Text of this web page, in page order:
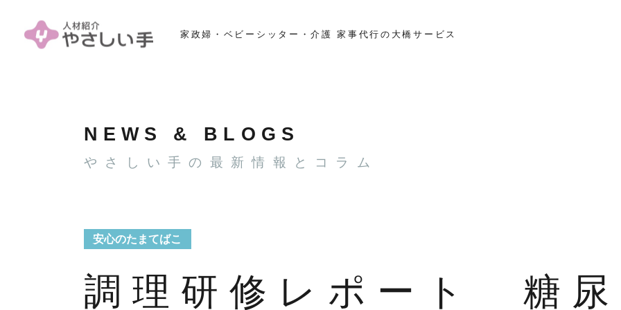
家政婦・ベビーシッター・介護 家事代行の大橋サービス
NEWS & BLOGS
やさしい手の最新情報とコラム
安心のたまてばこ
調理研修レポート 糖